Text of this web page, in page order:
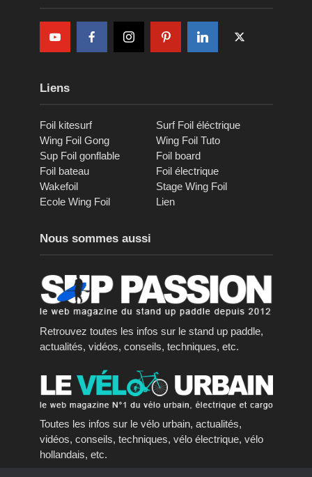
Liens
Foil kitesurf
Surf Foil éléctrique
Wing Foil Gong
Wing Foil Tuto
Sup Foil gonflable
Foil board
Foil bateau
Foil électrique
Wakefoil
Stage Wing Foil
Ecole Wing Foil
Lien
Nous sommes aussi
Retrouvez toutes les infos sur le stand up paddle,
actualités, vidéos, conseils, techniques, etc.
Toutes les infos sur le vélo urbain, actualités,
vidéos, conseils, techniques, vélo électrique, vélo
hollandais, etc.